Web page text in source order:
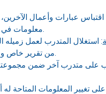
اقتباس عبارات وأعمال
معلومات في أي اختبار أكاديمي، دون الإشارة إليها باعتبارها مرجعًا.
: استغلال المتدرب لعمل زميله
من تقرير خاص وضعه هذا الزميل أو من اختبار قديم، دون إعلامه بذلك.
على متدرب آخر ضمن
تغيير المعلومات المتاحة له